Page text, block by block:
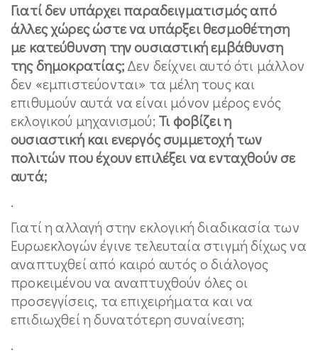
Γιατί δεν υπάρχει παραδειγματισμός από
άλλες χώρες ώστε να υπάρξει θεσμοθέτηση
με κατεύθυνση την ουσιαστική εμβάθυνση
της δημοκρατίας;Δεν δείχνει αυτό ότι μάλλον
δεν «εμπιστεύονται» τα μέλη τους και
επιθυμούν αυτά να είναι μόνον μέρος ενός
εκλογικού μηχανισμού; Τι φοβίζει η
ουσιαστική και ενεργός συμμετοχή των
πολιτών που έχουν επιλέξει να ενταχθούν σε
αυτά;
.
Γιατί η αλλαγή στην εκλογική διαδικασία των
Ευρωεκλογών έγινε τελευταία στιγμή δίχως να
αναπτυχθεί από καιρό αυτός ο διάλογος
προκειμένου να αναπτυχθούν όλες οι
προσεγγίσεις, τα επιχειρήματα και να
επιδιωχθεί η δυνατότερη συναίνεση;
.